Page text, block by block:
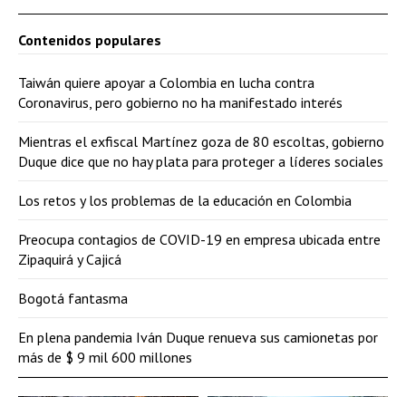
Contenidos populares
Taiwán quiere apoyar a Colombia en lucha contra
Coronavirus, pero gobierno no ha manifestado interés
Mientras el exfiscal Martínez goza de 80 escoltas, gobierno
Duque dice que no hay plata para proteger a líderes sociales
Los retos y los problemas de la educación en Colombia
Preocupa contagios de COVID-19 en empresa ubicada entre
Zipaquirá y Cajicá
Bogotá fantasma
En plena pandemia Iván Duque renueva sus camionetas por
más de $ 9 mil 600 millones